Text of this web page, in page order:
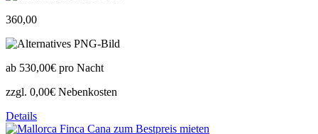
360,00
ab 530,00€ pro Nacht
zzgl. 0,00€ Nebenkosten
Details